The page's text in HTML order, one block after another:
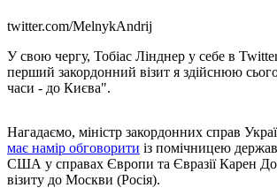
twitter.com/MelnykAndrij
У свою чергу, Тобіас Лінднер у себе в
перший закордонний візит я здійснюю
часи - до Києва".
Нагадаємо, міністр закордонних справ
має намір обговорити із помічницею
США у справах Європи та Євразії Карен
візиту до Москви (Росія).